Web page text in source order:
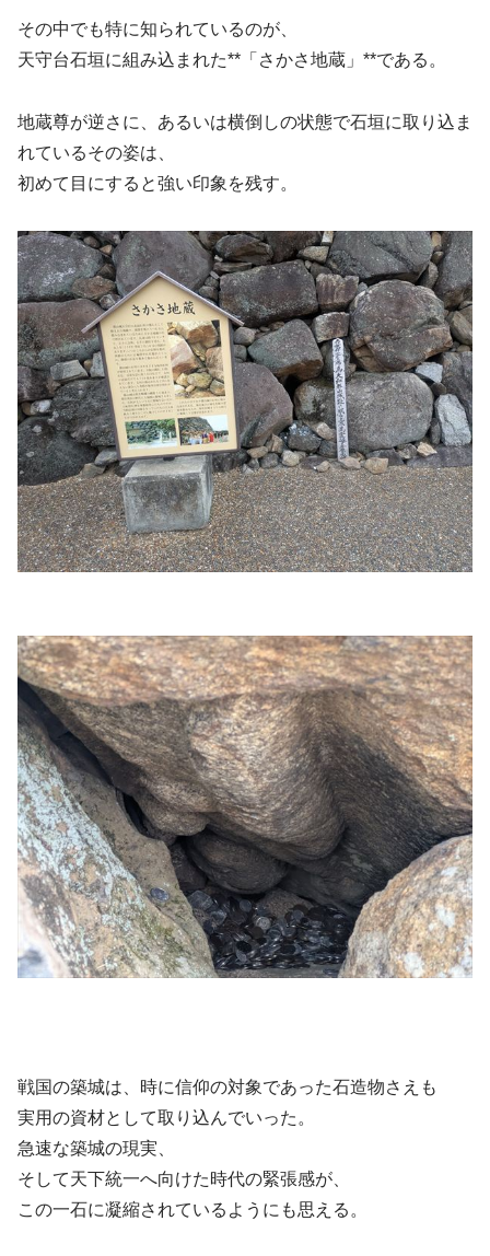
その中でも特に知られているのが、
天守台石垣に組み込まれた**「さかさ地蔵」**である。
地蔵尊が逆さに、あるいは横倒しの状態で石垣に取り込ま
れているその姿は、
初めて目にすると強い印象を残す。
戦国の築城は、時に信仰の対象であった石造物さえも
実用の資材として取り込んでいった。
急速な築城の現実、
そして天下統一へ向けた時代の緊張感が、
この一石に凝縮されているようにも思える。